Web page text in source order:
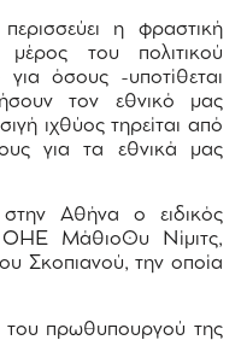
η φραστική
του πολιτικού
όσους -υποτίθεται
τον εθνικό μας
ιχθύος τηρείται από
για τα εθνικά μας
Αθήνα ο ειδικός
ΟΗΕ Μάθιο0υ Νίμιτς,
Σκοπιανού, την οποία
του πρωθυπουργού της